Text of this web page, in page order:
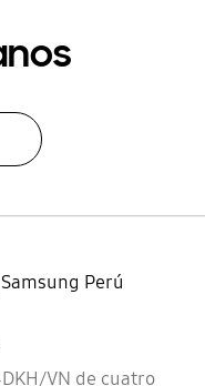
Perú
VN de cuatro